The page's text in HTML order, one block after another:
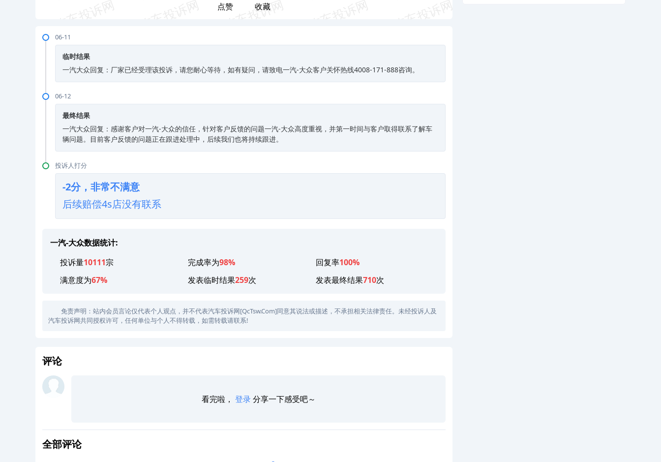
点赞 收藏
06-11
临时结果
一汽大众回复：厂家已经受理该投诉，请您耐心等待，如有疑问，请致电一汽-大众客户关怀热线4008-171-888咨询。
06-12
最终结果
一汽大众回复：感谢客户对一汽-大众的信任，针对客户反馈的问题一汽-大众高度重视，并第一时间与客户取得联系了解车
辆问题。目前客户反馈的问题正在跟进处理中，后续我们也将持续跟进。
投诉人打分
-2分，非常不满意
后续赔偿4s店没有联系
一汽-大众数据统计:
投诉量10111宗 完成率为98% 回复率100%
满意度为67% 发表临时结果259次 发表最终结果710次
免责声明：站内会员言论仅代表个人观点，并不代表汽车投诉网[QcTsw.Com]同意其说法或描述，不承担相关法律责任。未经投诉人及
汽车投诉网共同授权许可，任何单位与个人不得转载，如需转载请联系!
评论
看完啦， 登录分享一下感受吧～
全部评论